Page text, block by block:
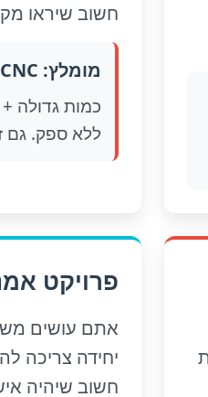
חשוב שיראו
מומלץ: CNC
ללא ספק. גם
פרויקט
אתם עושים
יחידה צריכה
חשוב שיהיה